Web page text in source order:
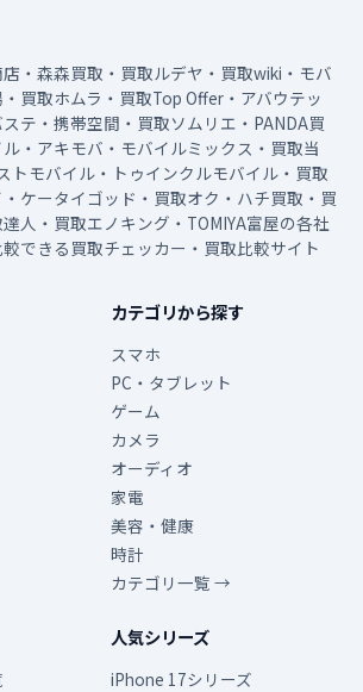
・森森買取・買取ルデヤ・買取wiki・モバ
買取ホムラ・買取Top Offer・アバウテッ
テ・携帯空間・買取ソムリエ・PANDA買
・アキモバ・モバイルミックス・買取当
トモバイル・トゥインクルモバイル・買取
ケータイゴッド・買取オク・ハチ買取・買
人・買取エノキング・TOMIYA富屋の各社
できる買取チェッカー・買取比較サイト
カテゴリから探す
スマホ
PC・タブレット
ゲーム
カメラ
オーディオ
家電
美容・健康
時計
カテゴリ一覧 →
人気シリーズ
iPhone 17シリーズ